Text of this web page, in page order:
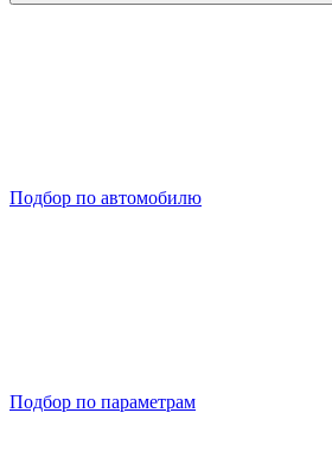
Подбор по автомобилю
Подбор по параметрам